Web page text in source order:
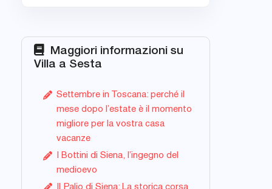
Maggiori informazioni su
Villa a Sesta
Settembre in Toscana: perché il
mese dopo l’estate è il momento
migliore per la vostra casa
vacanze
I Bottini di Siena, l’ingegno del
medioevo